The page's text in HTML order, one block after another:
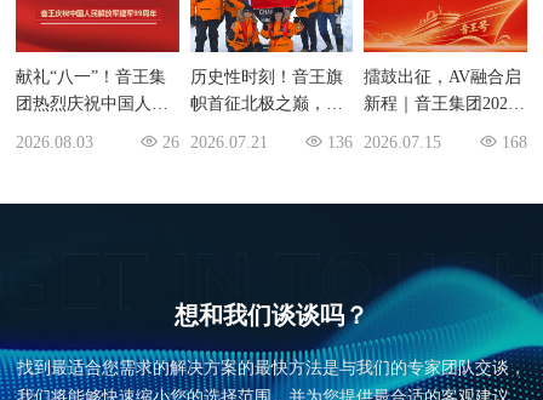
献礼“八一”！音王集
团热烈庆祝中国人民
2026.08.03 26
历史性时刻！音王旗
帜首征北极之巅，让
2026.07.21 136
擂鼓出征，AV融合启
新程｜音王集团2026
2026.07.15 168
想和我们谈谈吗？
找到最适合您需求的解决方案的最快方法是与我们的专家团队交谈，